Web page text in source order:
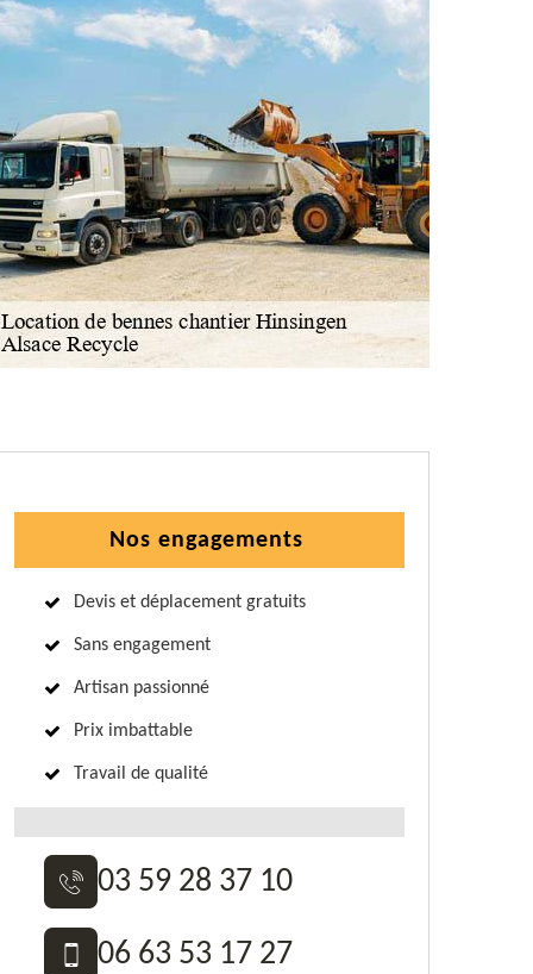
Nos engagements
Devis et déplacement gratuits
Sans engagement
Artisan passionné
Prix imbattable
Travail de qualité
03 59 28 37 10
06 63 53 17 27